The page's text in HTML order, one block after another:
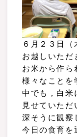
６月２３日
お越しいただ
お米から作ら
様々なことを
中でも，白米
見せていただ
深そうに観察
今日の食育を